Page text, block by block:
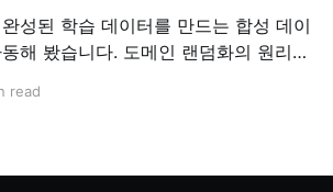
성된 학습 데이터를 만드는 합성 데이
해 봤습니다. 도메인 랜덤화의 원리와
read